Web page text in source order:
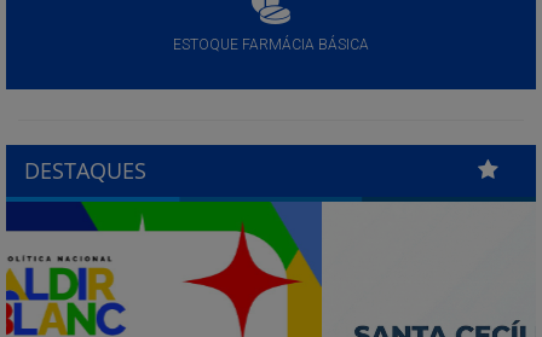
ESTOQUE FARMÁCIA BÁSICA
DESTAQUES